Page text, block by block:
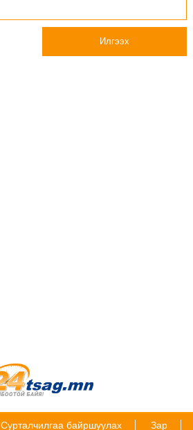
Илгээх
Сурталчилгаа байршуулах Зар